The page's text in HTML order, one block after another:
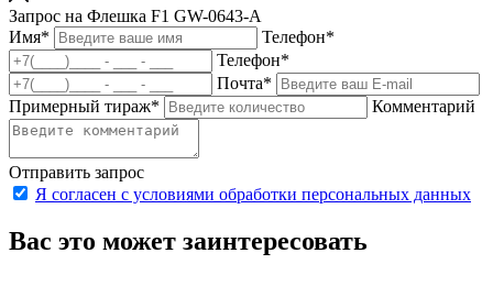
Запрос на Флешка F1 GW-0643-A
Имя* Телефон*
Телефон*
Почта*
Примерный тираж* Комментарий
Отправить запрос
Я согласен с условиями обработки персональных данных
Вас это может заинтересовать